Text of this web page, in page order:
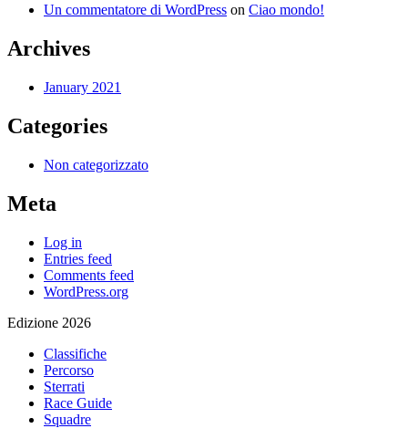
Un commentatore di WordPress on Ciao mondo!
Archives
January 2021
Categories
Non categorizzato
Meta
Log in
Entries feed
Comments feed
WordPress.org
Edizione 2026
Classifiche
Percorso
Sterrati
Race Guide
Squadre